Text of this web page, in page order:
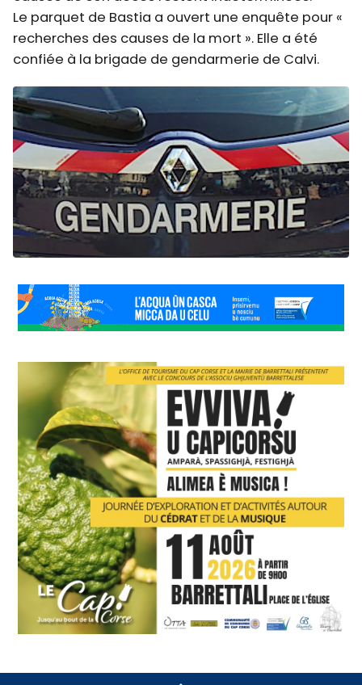
Le parquet de Bastia a ouvert une enquête pour «
recherches des causes de la mort ». Elle a été
confiée à la brigade de gendarmerie de Calvi.